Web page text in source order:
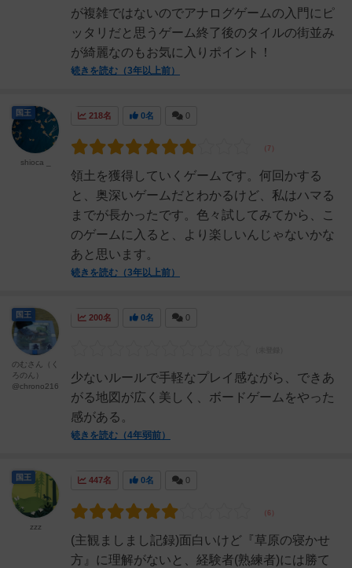
が複雑ではないのでアナログゲームの入門にピ
ッタリだと思うゲーム終了後のタイルの街並み
が綺麗なのもお気に入りポイント！
続きを読む（3年以上前）
218名 0名 0
領土を獲得していくゲームです。何回かする
と、奥深いゲームだとわかるけど、私はハマる
までが長かったです。色々試してみてから、こ
のゲームに入ると、より楽しいんじゃないかな
あと思います。
続きを読む（3年以上前）
国王
shioca _
200名 0名 0
少ないルールで手軽なプレイ感ながら、できあ
がる地図が広く美しく、ボードゲームをやった
感がある。
続きを読む（4年弱前）
国王
のむさん（く
ろのん）
@chrono216
447名 0名 0
(主観ましまし記録)面白いけど『草原の寝かせ
方』に理解がないと、経験者(熟練者)には勝て
国王
zzz